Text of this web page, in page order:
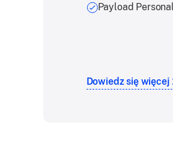
Payload
Dowiedz się więcej